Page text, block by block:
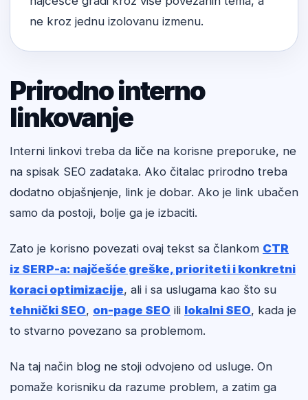
ne kroz jednu izolovanu izmenu.
Prirodno interno
linkovanje
Interni linkovi treba da liče na korisne preporuke, ne
na spisak SEO zadataka. Ako čitalac prirodno treba
dodatno objašnjenje, link je dobar. Ako je link ubačen
samo da postoji, bolje ga je izbaciti.
Zato je korisno povezati ovaj tekst sa člankom CTR
iz SERP-a: najčešće greške, prioriteti i konkretni
koraci optimizacije, ali i sa uslugama kao što su
tehnički SEO, on-page SEO ili lokalni SEO, kada je
to stvarno povezano sa problemom.
Na taj način blog ne stoji odvojeno od usluge. On
pomaže korisniku da razume problem, a zatim ga